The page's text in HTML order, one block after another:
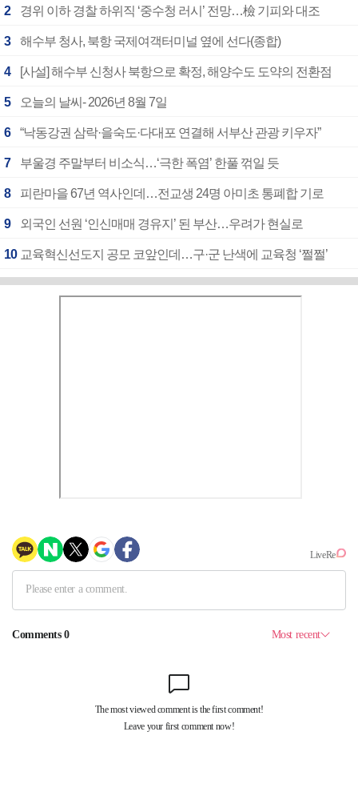
2 경위 이하 경찰 하위직 ‘중수청 러시’ 전망…檢 기피와 대조
3 해수부 청사, 북항 국제여객터미널 옆에 선다(종합)
4 [사설] 해수부 신청사 북항으로 확정, 해양수도 도약의 전환점
5 오늘의 날씨- 2026년 8월 7일
6 “낙동강권 삼락·을숙도·다대포 연결해 서부산 관광 키우자”
7 부울경 주말부터 비소식…‘극한 폭염’ 한풀 꺾일 듯
8 피란마을 67년 역사인데…전교생 24명 아미초 통폐합 기로
9 외국인 선원 ‘인신매매 경유지’ 된 부산…우려가 현실로
10 교육혁신선도지 공모 코앞인데…구·군 난색에 교육청 ‘쩔쩔’